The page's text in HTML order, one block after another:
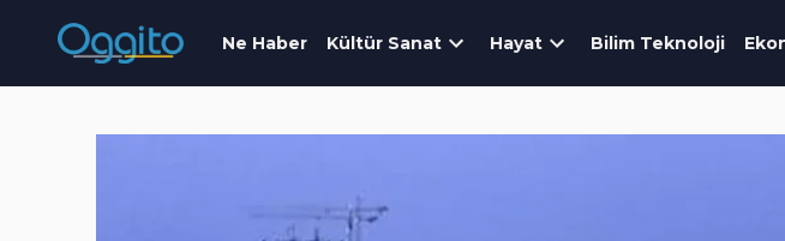
Ne Haber Kültür Sanat Hayat Bilim Teknoloji